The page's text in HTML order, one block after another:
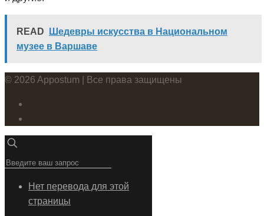
READ
Шедевры искусства в Национальном
музее в Варшаве
© 2026 Appostum | Все права защищены
Нет перевода для этой
страницы